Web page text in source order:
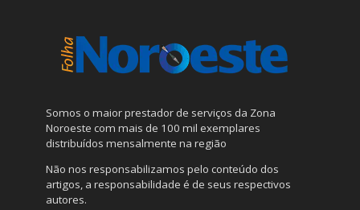
Somos o maior prestador de serviços da Zona
Noroeste com mais de 100 mil exemplares
distribuídos mensalmente na região
Não nos responsabilizamos pelo conteúdo dos
artigos, a responsabilidade é de seus respectivos
autores.